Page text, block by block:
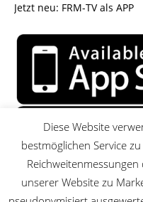
Jetzt neu: FRM-TV als APP
Diese Website
bestmöglichen Service
unserer Website zu